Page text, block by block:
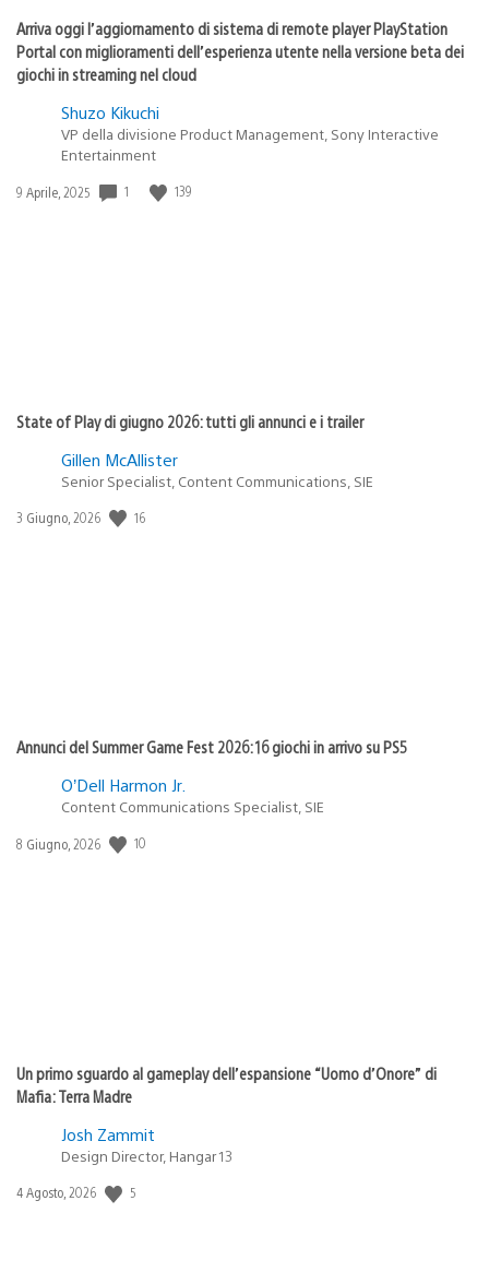
Arriva oggi l’aggiornamento di sistema di remote player PlayStation
Portal con miglioramenti dell’esperienza utente nella versione beta dei
giochi in streaming nel cloud
Shuzo Kikuchi
VP della divisione Product Management, Sony Interactive
Entertainment
Data
9 Aprile, 2025 1 139
State of Play di giugno 2026: tutti gli annunci e i trailer
Gillen McAllister
Senior Specialist, Content Communications, SIE
Data
3 Giugno, 2026 16
Annunci del Summer Game Fest 2026: 16 giochi in arrivo su PS5
O’Dell Harmon Jr.
Content Communications Specialist, SIE
Data
8 Giugno, 2026 10
Un primo sguardo al gameplay dell’espansione “Uomo d’Onore” di
Mafia: Terra Madre
Josh Zammit
Design Director, Hangar 13
Data
4 Agosto, 2026 5